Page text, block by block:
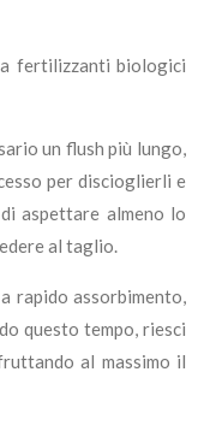
fertilizzanti biologici
un flush più lungo,
per discioglierli e
aspettare almeno lo
al taglio.
a rapido assorbimento,
questo tempo, riesci
al massimo il